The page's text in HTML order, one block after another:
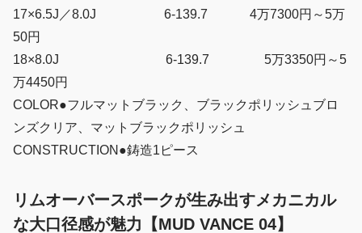
17×6.5J／8.0J 6-139.7 4万7300円～5万
50円
18×8.0J 6-139.7 5万3350円～5
万4450円
COLOR●フルマットブラック、ブラックポリッシュブロ
ンズクリア、マットブラックポリッシュ
CONSTRUCTION●鋳造1ピース
リムオーバースポークが生み出すメカニカル
な大口径感が魅力【MUD VANCE 04】